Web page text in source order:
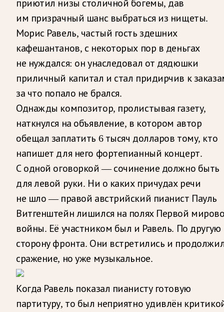
приютил низы столичной богемы, дав
им призрачный шанс выбраться из нищеты.
Морис Равель, частый гость здешних
кафешантанов, с некоторых пор в деньгах
не нуждался: он унаследовал от дядюшки
приличный капитал и стал придирчив к
за что попало не брался.
Однажды композитор, пролистывая газету,
наткнулся на объявление, в котором автор
обещал заплатить 6 тысяч долларов тому, кто
напишет для него фортепианный концерт.
С одной оговоркой — сочинение должно быть
для левой руки. Ни о каких причудах речи
не шло — правой австрийский пианист Пауль
Витгенштейн лишился на полях Первой
войны. Её участником был и Равель. По другую
сторону фронта. Они встретились и
сражение, но уже музыкальное.
Когда Равель показал пианисту готовую
партитуру, то был неприятно удивлён